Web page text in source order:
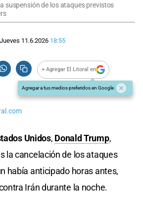
suspensión de los ataques previstos
Jueves 11.6.2026 18:55
+ Agregar El Litoral en
Agregar a tus medios preferidos en Google
Unidos, Donald Trump,
la cancelación de los ataques
había anticipado horas antes,
Irán durante la noche.